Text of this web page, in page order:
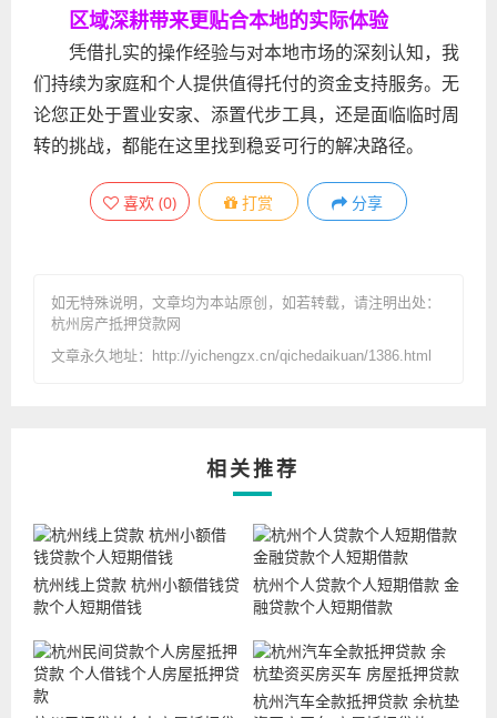
区域深耕带来更贴合本地的实际体验
凭借扎实的操作经验与对本地市场的深刻认知，我
们持续为家庭和个人提供值得托付的资金支持服务。无
论您正处于置业安家、添置代步工具，还是面临临时周
转的挑战，都能在这里找到稳妥可行的解决路径。
喜欢 (0) 打赏 分享
如无特殊说明，文章均为本站原创 ，如若转载，请注明出处：
杭州房产抵押贷款网
文章永久地址：http://yichengzx.cn/qichedaikuan/1386.html
相关推荐
杭州线上贷款 杭州小额借钱贷
款个人短期借钱
杭州个人贷款个人短期借款 金
融贷款个人短期借款
杭州汽车全款抵押贷款 余杭垫